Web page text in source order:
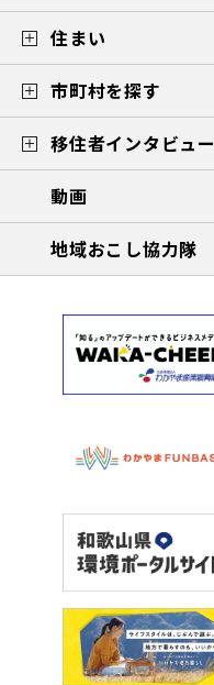
住まい
市町村を探す
移住者インタビュー
動画
地域おこし協力隊